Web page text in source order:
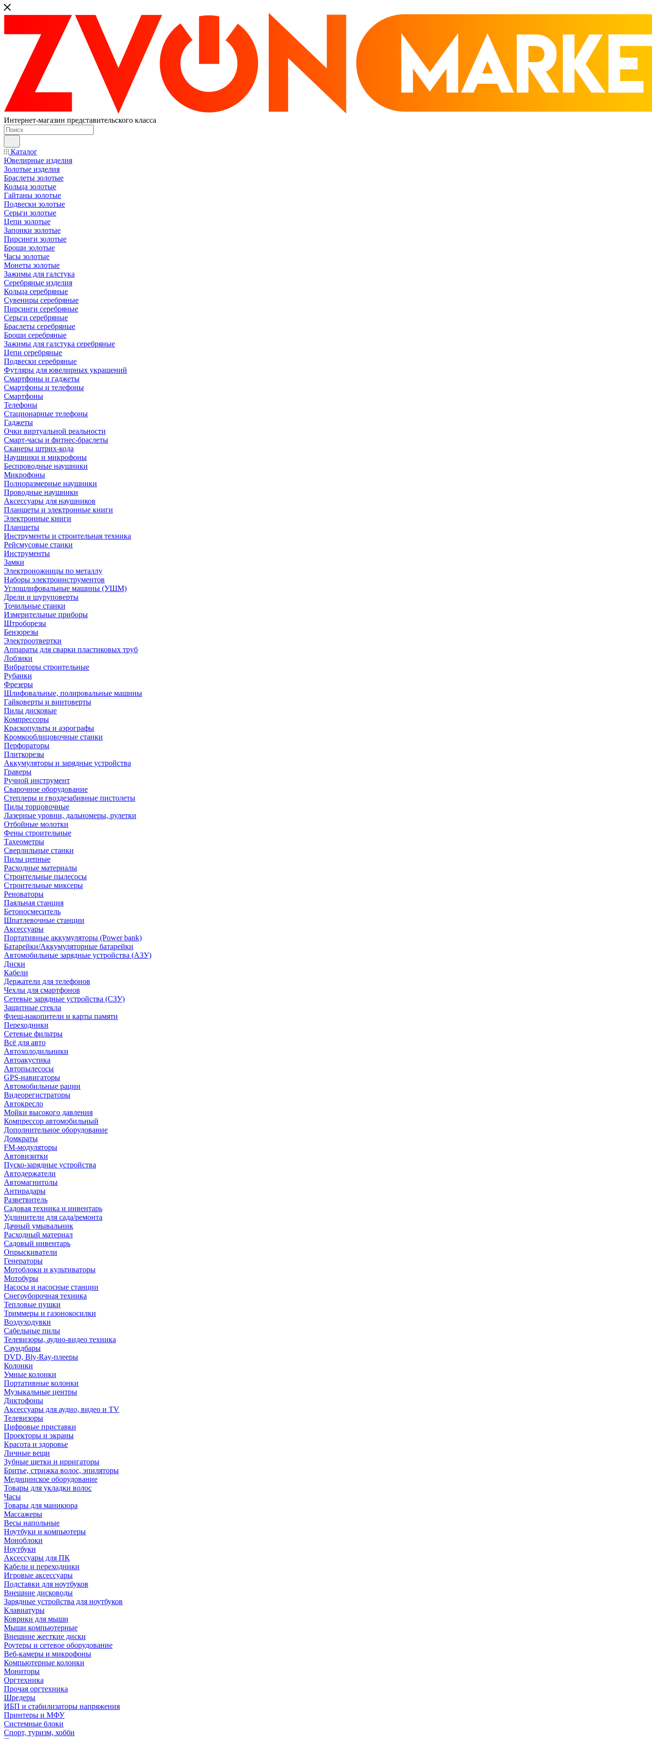
Интернет-магазин представительского класса
Каталог
Ювелирные изделия
Золотые изделия
Браслеты золотые
Кольца золотые
Гайтаны золотые
Подвески золотые
Серьги золотые
Цепи золотые
Запонки золотые
Пирсинги золотые
Броши золотые
Часы золотые
Монеты золотые
Зажимы для галстука
Серебряные изделия
Кольца серебряные
Сувениры серебряные
Пирсинги серебряные
Серьги серебряные
Браслеты серебряные
Броши серебряные
Зажимы для галстука серебряные
Цепи серебряные
Подвески серебряные
Футляры для ювелирных украшений
Смартфоны и гаджеты
Смартфоны и телефоны
Смартфоны
Телефоны
Стационарные телефоны
Гаджеты
Очки виртуальной реальности
Смарт-часы и фитнес-браслеты
Сканеры штрих-кода
Наушники и микрофоны
Беспроводные наушники
Микрофоны
Полноразмерные наушники
Проводные наушники
Аксессуары для наушников
Планшеты и электронные книги
Электронные книги
Планшеты
Инструменты и строительная техника
Рейсмусовые станки
Инструменты
Замки
Электроножницы по металлу
Наборы электроинструментов
Углошлифовальные машины (УШМ)
Дрели и шуруповерты
Точильные станки
Измерительные приборы
Штроборезы
Бензорезы
Электроотвертки
Аппараты для сварки пластиковых труб
Лобзики
Вибраторы строительные
Рубанки
Фрезеры
Шлифовальные, полировальные машины
Гайковерты и винтоверты
Пилы дисковые
Компрессоры
Краскопульты и аэрографы
Кромкооблицовочные станки
Перфораторы
Плиткорезы
Аккумуляторы и зарядные устройства
Граверы
Ручной инструмент
Сварочное оборудование
Степлеры и гвоздезабивные пистолеты
Пилы торцовочные
Лазерные уровни, дальномеры, рулетки
Отбойные молотки
Фены строительные
Тахеометры
Сверлильные станки
Пилы цепные
Расходные материалы
Строительные пылесосы
Строительные миксеры
Реноваторы
Паяльная станция
Бетоносмеситель
Шпатлевочные станции
Аксессуары
Портативные аккумуляторы (Power bank)
Батарейки/Аккумуляторные батарейки
Автомобильные зарядные устройства (АЗУ)
Диски
Кабели
Держатели для телефонов
Чехлы для смартфонов
Сетевые зарядные устройства (СЗУ)
Защитные стекла
Флеш-накопители и карты памяти
Переходники
Сетевые фильтры
Всё для авто
Автохолодильники
Автоакустика
Автопылесосы
GPS-навигаторы
Автомобильные рации
Видеорегистраторы
Автокресло
Мойки высокого давления
Компрессор автомобильный
Дополнительное оборудование
Домкраты
FM-модуляторы
Автовизитки
Пуско-зарядные устройства
Автодержатели
Автомагнитолы
Антирадары
Разветвитель
Садовая техника и инвентарь
Удлинители для сада/ремонта
Дачный умывальник
Расходный материал
Садовый инвентарь
Опрыскиватели
Генераторы
Мотоблоки и культиваторы
Мотобуры
Насосы и насосные станции
Снегоуборочная техника
Тепловые пушки
Триммеры и газонокосилки
Воздуходувки
Сабельные пилы
Телевизоры, аудио-видео техника
Саундбары
DVD, Bly-Ray-плееры
Колонки
Умные колонки
Портативные колонки
Музыкальные центры
Диктофоны
Аксессуары для аудио, видео и TV
Телевизоры
Цифровые приставки
Проекторы и экраны
Красота и здоровье
Личные вещи
Зубные щетки и ирригаторы
Бритье, стрижка волос, эпиляторы
Медицинское оборудование
Товары для укладки волос
Часы
Товары для маникюра
Массажеры
Весы напольные
Ноутбуки и компьютеры
Моноблоки
Ноутбуки
Аксессуары для ПК
Кабели и переходники
Игровые аксессуары
Подставки для ноутбуков
Внешние дисководы
Зарядные устройства для ноутбуков
Клавиатуры
Коврики для мыши
Мыши компьютерные
Внешние жесткие диски
Роутеры и сетевое оборудование
Веб-камеры и микрофоны
Компьютерные колонки
Мониторы
Оргтехника
Прочая оргтехника
Шредеры
ИБП и стабилизаторы напряжения
Принтеры и МФУ
Системные блоки
Спорт, туризм, хобби